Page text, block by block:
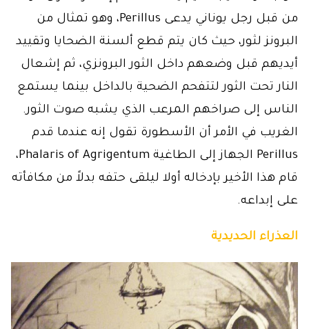
من قبل رجل يوناني يدعى Perillus، وهو تمثال من
البرونز لثور، حيث كان يتم قطع ألسنة الضحايا وتقييد
أيديهم قبل وضعهم داخل الثور البرونزي، ثم إشعال
النار تحت الثور لتتفحم الضحية بالداخل بينما يستمع
الناس إلى صراخهم المرعب الذي يشبه صوت الثور.
الغريب في الأمر أن الأسطورة تقول إنه عندما قدم
Perillus الجهاز إلى الطاغية Phalaris of Agrigentum،
قام هذا الأخير بإدخاله أولا ليلقى حتفه بدلاً من مكافأته
على إبداعه.
العذراء الحديدية